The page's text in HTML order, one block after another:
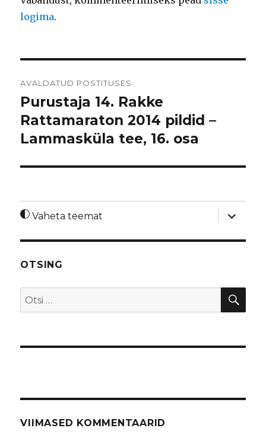
logima.
AVALDATUD POSTITUSES
Purustaja 14. Rakke
Rattamaraton 2014 pildid –
Lammasküla tee, 16. osa
Vaheta teemat
laienda
OTSING
Otsi:
VIIMASED KOMMENTAARID